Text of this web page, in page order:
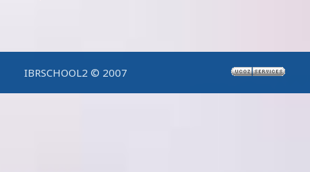
IBRSCHOOL2 © 2007